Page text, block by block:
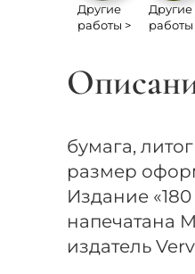
Другие
работы >
Другие
работы
бумага,
размер
Издание
напечатана
издатель